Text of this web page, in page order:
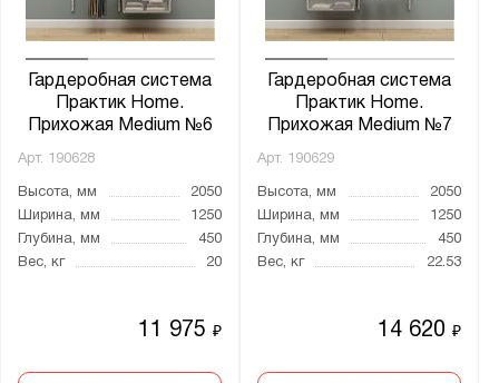
Гардеробная система
Практик Home.
Прихожая Medium №6
Арт. 190628
Высота, мм
2050
Ширина, мм
1250
Глубина, мм
450
Вес, кг
20
11 975₽
Гардеробная система
Практик Home.
Прихожая Medium №7
Арт. 190629
Высота, мм
2050
Ширина, мм
1250
Глубина, мм
450
Вес, кг
22.53
14 620₽